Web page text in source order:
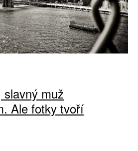
slavný muž
Ale fotky tvoří